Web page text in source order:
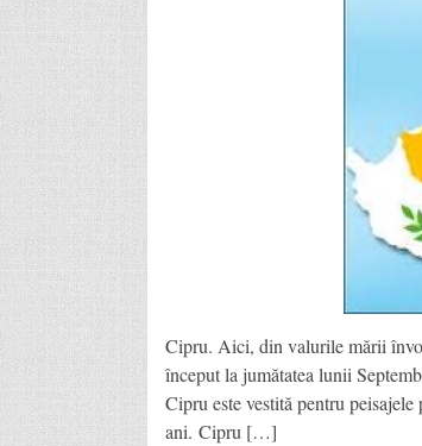
Cipru. Aici, din valurile mării
început la jumătatea lunii
Cipru este vestită pentru
ani. Cipru […]